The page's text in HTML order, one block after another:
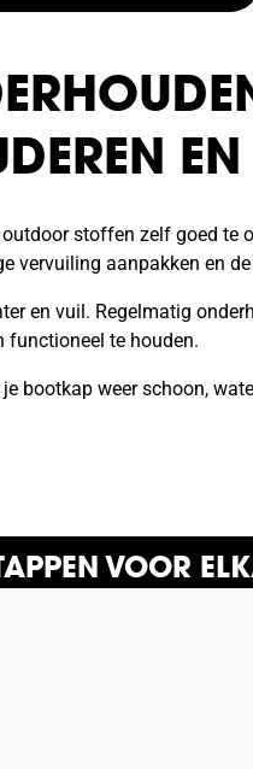
stoffen zelf goed te
vervuiling aanpakken en
en vuil. Regelmatig
functioneel te houden.
bootkap weer schoon,
VOOR